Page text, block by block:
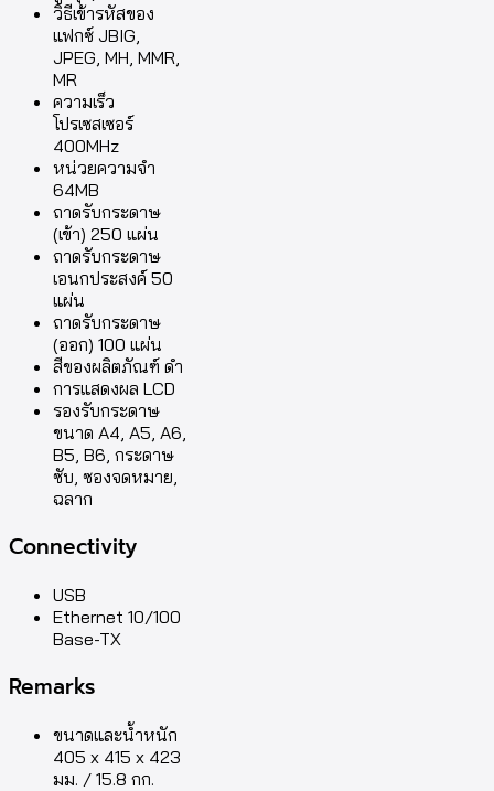
วิธีเข้ารหัสของ
แฟกซ์ JBIG,
JPEG, MH, MMR,
MR
ความเร็ว
โปรเซสเซอร์
400MHz
หน่วยความจำ
64MB
ถาดรับกระดาษ
(เข้า) 250 แผ่น
ถาดรับกระดาษ
เอนกประสงค์ 50
แผ่น
ถาดรับกระดาษ
(ออก) 100 แผ่น
สีของผลิตภัณฑ์ ดำ
การแสดงผล LCD
รองรับกระดาษ
ขนาด A4, A5, A6,
B5, B6, กระดาษ
ซับ, ซองจดหมาย,
ฉลาก
Connectivity
USB
Ethernet 10/100
Base-TX
Remarks
ขนาดและน้ำหนัก
405 x 415 x 423
มม. / 15.8 กก.